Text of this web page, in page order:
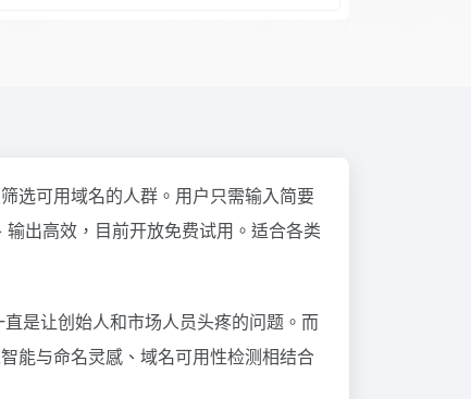
选可用域名的人群。用户只需输入简要
出高效，目前开放免费试用。适合各类
直是让创始人和市场人员头疼的问题。而
能与命名灵感、域名可用性检测相结合